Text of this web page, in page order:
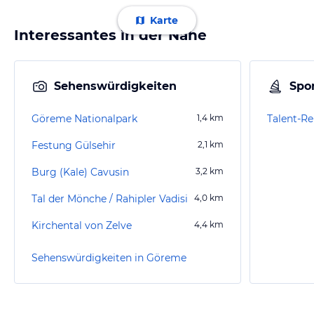
Karte
Interessantes in der Nähe
Sehenswürdigkeiten
Göreme Nationalpark 1,4 km
Festung Gülsehir 2,1 km
Burg (Kale) Cavusin 3,2 km
Tal der Mönche / Rahipler Vadisi 4,0 km
Kirchental von Zelve 4,4 km
Sehenswürdigkeiten in Göreme
Talent-